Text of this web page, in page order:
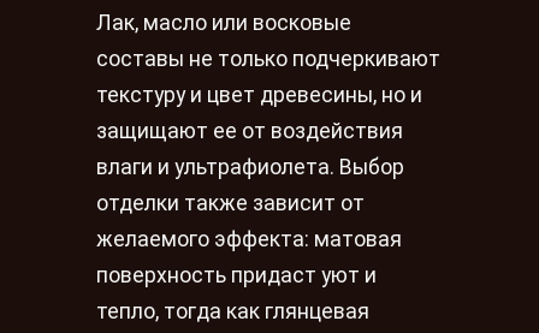
Лак, масло или восковые
составы не только подчеркивают
текстуру и цвет древесины, но и
защищают ее от воздействия
влаги и ультрафиолета. Выбор
отделки также зависит от
желаемого эффекта: матовая
поверхность придаст уют и
тепло, тогда как глянцевая